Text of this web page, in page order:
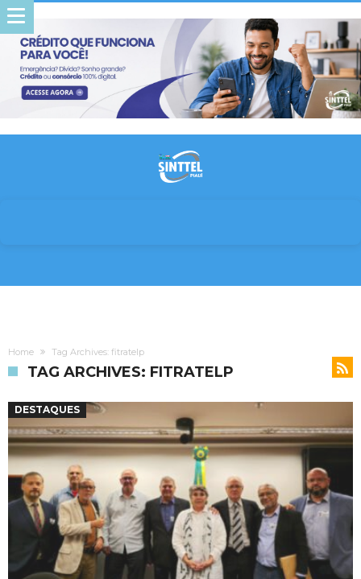
Home Tag Archives: fitratelp
TAG ARCHIVES: FITRATELP
DESTAQUES